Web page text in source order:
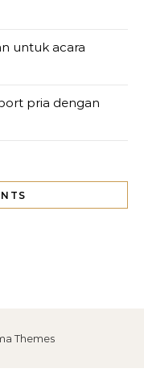
untuk acara
pria dengan
Themes